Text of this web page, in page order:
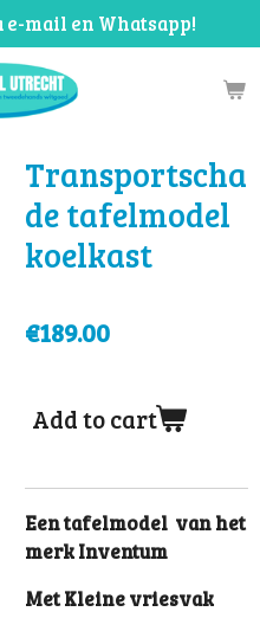
mail en Whatsapp!
Transportscha
de tafelmodel
koelkast
€189.00
Add to cart
Een tafelmodel van het
merk Inventum
Met Kleine vriesvak